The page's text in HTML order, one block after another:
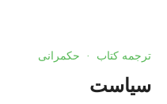
ترجمه کتاب · حکمرانی
سیاست